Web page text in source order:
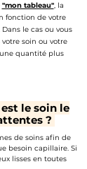
"mon tableau", la
fonction de votre
le cas ou vous
soin ou votre
quantité plus
le soin le
?
de soins afin de
besoin capillaire. Si
lisses en toutes